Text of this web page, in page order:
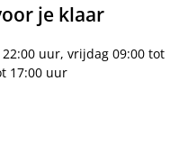
je klaar
uur, vrijdag 09:00 tot
17:00 uur